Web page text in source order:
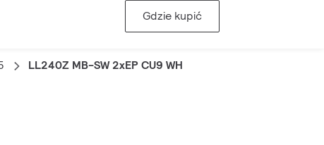
Gdzie kupić
LL240Z MB-SW 2xEP CU9 WH